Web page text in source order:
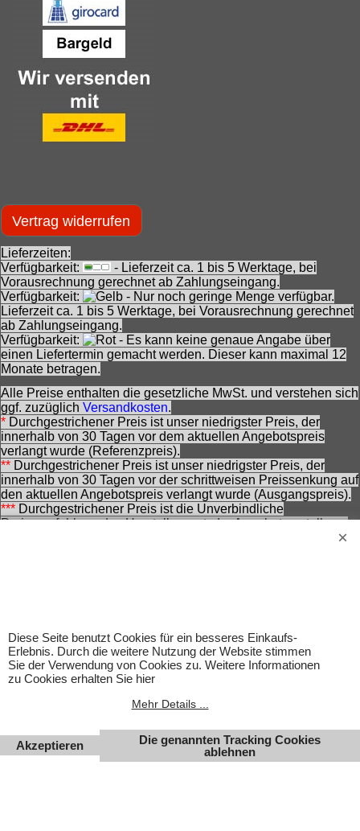
Vertrag widerrufen
Lieferzeiten:
Verfügbarkeit:
- Lieferzeit ca. 1 bis 5 Werktage, bei
Vorausrechnung gerechnet ab Zahlungseingang.
Verfügbarkeit:
- Nur noch geringe Menge verfügbar.
Lieferzeit ca. 1 bis 5 Werktage, bei Vorausrechnung gerechnet
ab Zahlungseingang.
Verfügbarkeit:
- Es kann keine genaue Angabe über
einen Liefertermin gemacht werden. Dieser kann maximal 12
Monate betragen.
Alle Preise enthalten die gesetzliche MwSt. und verstehen sich
ggf. zuzüglich Versandkosten.
* Durchgestrichener Preis ist unser niedrigster Preis, der
innerhalb von 30 Tagen vor dem aktuellen Angebotspreis
verlangt wurde (Referenzpreis).
** Durchgestrichener Preis ist unser niedrigster Preis, der
innerhalb von 30 Tagen vor der schrittweisen Preissenkung auf
den aktuellen Angebotspreis verlangt wurde (Ausgangspreis).
*** Durchgestrichener Preis ist die Unverbindliche
Preisempfehlung des Herstellers zzt. der Angebotserstellung.
werden. Abbildungen können ähnlich sein. Abgebildetes
Zubehör gehört nicht zum Lieferumfang. Eingetragene
Warenzeichen und Logos sind Eigentum des jeweiligen
Inhabers.
Änderungen, Irrtümer und Zwischenverkauf vorbehalten.
Diese Seite benutzt Cookies für ein besseres Einkaufs-
Erlebnis. Durch die weitere Nutzung der Website stimmen
Sie der Verwendung von Cookies zu. Weitere Informationen
zu Cookies erhalten Sie hier
Mehr Details ...
Akzeptieren
Die genannten Tracking Cookies
ablehnen